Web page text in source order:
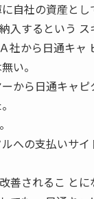
自社の資産とし
入するという ス
社から日通キャ
い。
から日通キャ
への支払いサ
善されるこ とに